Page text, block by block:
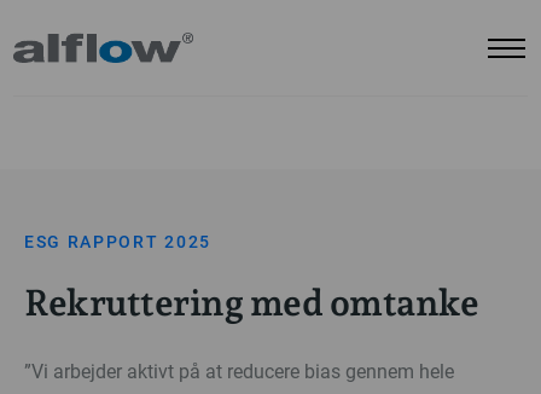
ESG RAPPORT 2025
Rekruttering med omtanke
”Vi arbejder aktivt på at reducere bias gennem hele